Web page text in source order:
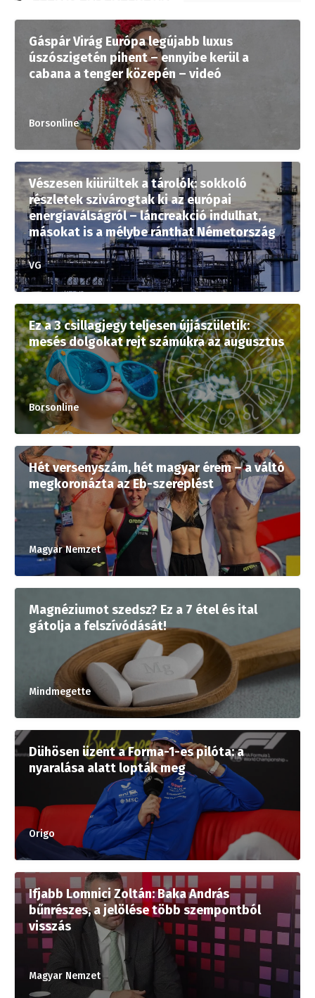
Gáspár Virág Európa legújabb luxus
úszószigetén pihent – ennyibe kerül a
cabana a tenger közepén – videó
Borsonline
Vészesen kiürültek a tárolók: sokkoló
részletek szivárogtak ki az európai
energiaválságról – láncreakció indulhat,
másokat is a mélybe ránthat Németország
VG
Ez a 3 csillagjegy teljesen újjászületik:
mesés dolgokat rejt számukra az augusztus
Borsonline
Hét versenyszám, hét magyar érem – a váltó
megkoronázta az Eb-szereplést
Magyar Nemzet
Magnéziumot szedsz? Ez a 7 étel és ital
gátolja a felszívódását!
Mindmegette
Dühösen üzent a Forma-1-es pilóta: a
nyaralása alatt lopták meg
Origo
Ifjabb Lomnici Zoltán: Baka András
bűnrészes, a jelölése több szempontból
visszás
Magyar Nemzet